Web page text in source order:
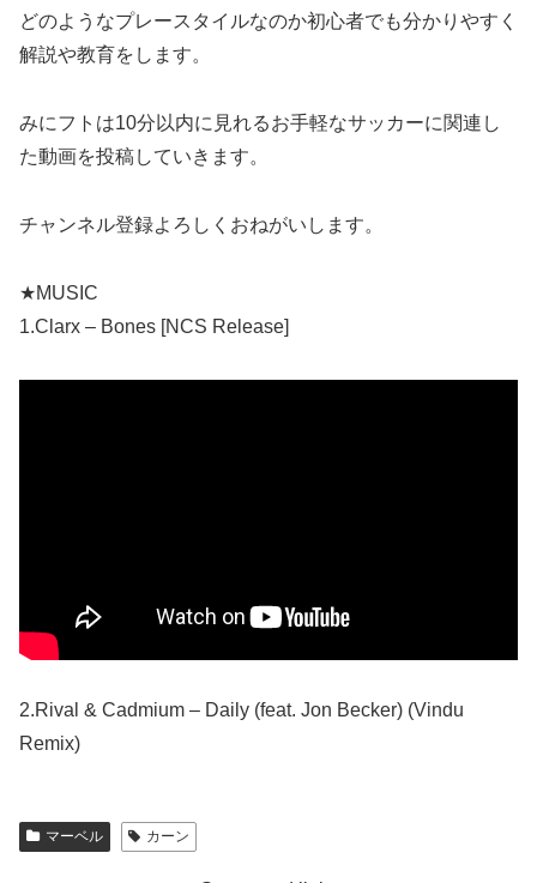
どのようなプレースタイルなのか初心者でも分かりやすく
解説や教育をします。
みにフトは10分以内に見れるお手軽なサッカーに関連し
た動画を投稿していきます。
チャンネル登録よろしくおねがいします。
★MUSIC
1.Clarx – Bones [NCS Release]
2.Rival & Cadmium – Daily (feat. Jon Becker) (Vindu
Remix)
マーベル カーン